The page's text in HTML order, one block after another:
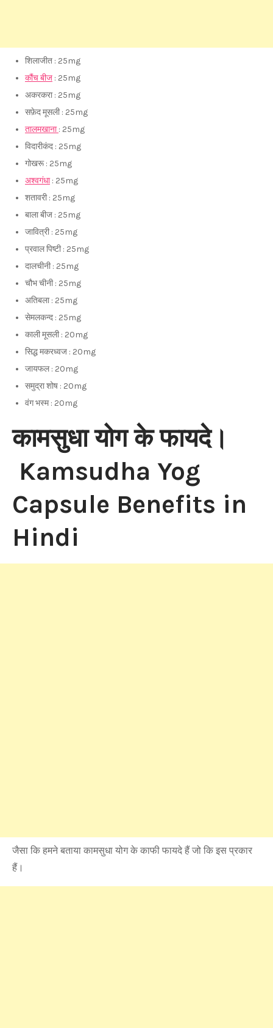
शिलाजीत : 25mg
कौंच बीज : 25mg
अकरकरा : 25mg
सफ़ेद मूसली : 25mg
तालमखाना: 25mg
विदारीकंद : 25mg
गोखरू : 25mg
अश्वगंधा: 25mg
शतावरी : 25mg
बाला बीज : 25mg
जावित्री : 25mg
प्रवाल पिष्टी : 25mg
दालचीनी : 25mg
चौभ चीनी : 25mg
अतिबला : 25mg
सेमलकन्द : 25mg
काली मूसली : 20mg
सिद्ध मकरध्वज : 20mg
जायफल : 20mg
समुद्रा शोष : 20mg
वंग भस्म : 20mg
कामसुधा योग के फायदे।
Kamsudha Yog
Capsule Benefits in
Hindi
जैसा कि हमने बताया कामसुधा योग के काफी फायदे हैं जो कि इस प्रकार
हैं।